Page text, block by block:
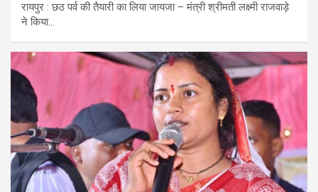
रायपुर : छठ पर्व की तैयारी का लिया जायजा – मंत्री श्रीमती लक्ष्मी राजवाड़े
ने किया…